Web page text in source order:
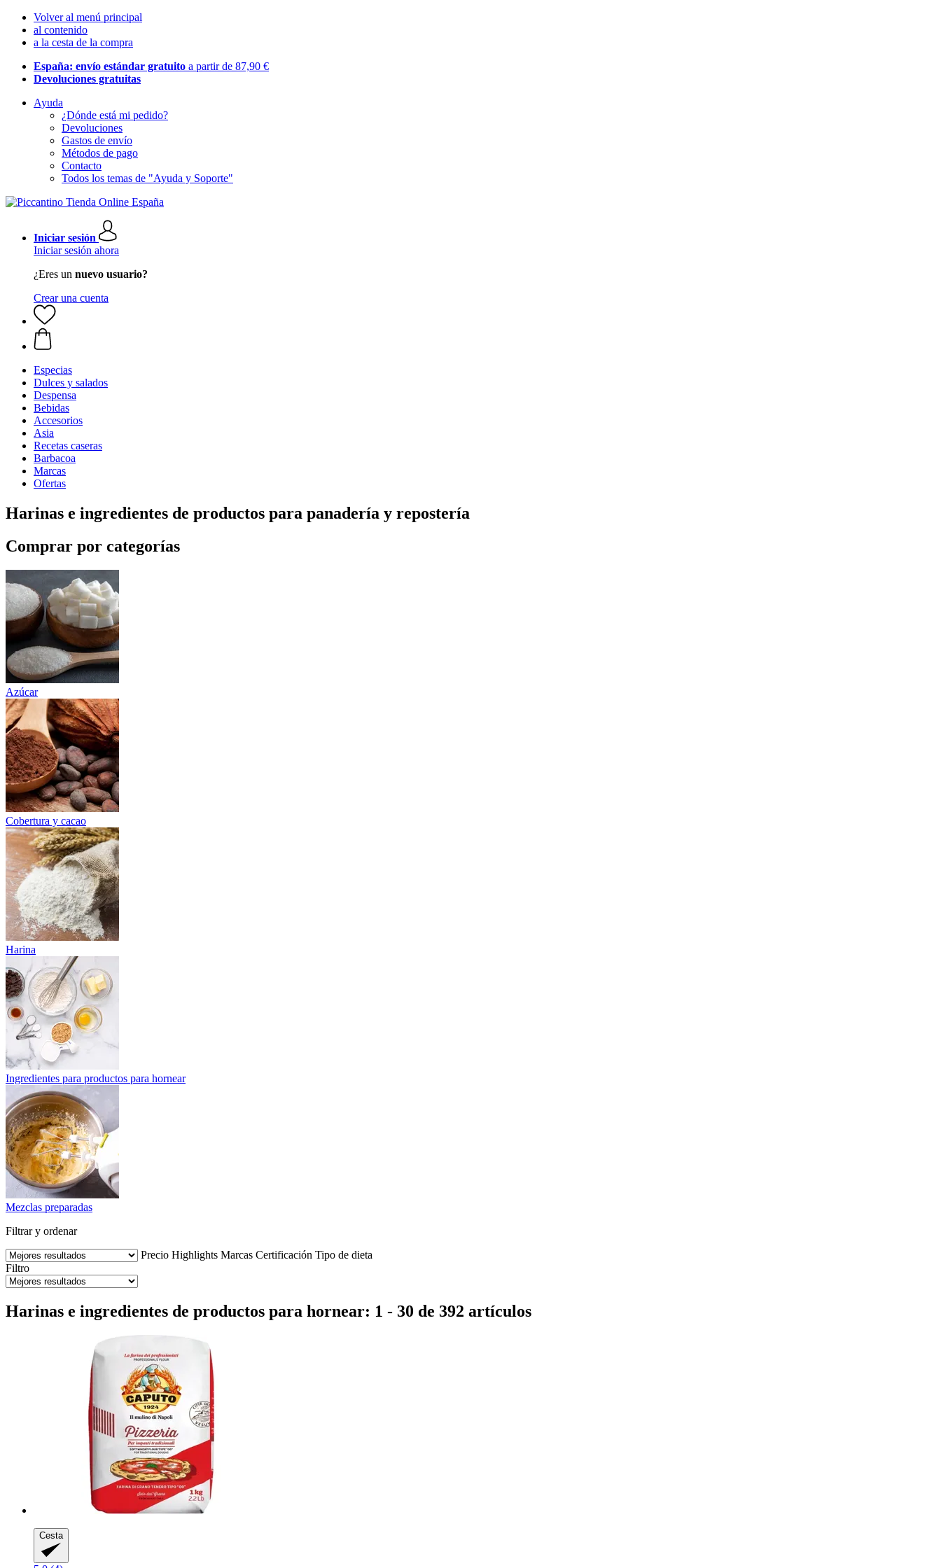
Volver al menú principal
al contenido
a la cesta de la compra
España: envío estándar gratuito a partir de 87,90 €
Devoluciones gratuitas
Ayuda
¿Dónde está mi pedido?
Devoluciones
Gastos de envío
Métodos de pago
Contacto
Todos los temas de "Ayuda y Soporte"
Iniciar sesión
Iniciar sesión ahora
¿Eres un nuevo usuario?
Crear una cuenta
Especias
Dulces y salados
Despensa
Bebidas
Accesorios
Asia
Recetas caseras
Barbacoa
Marcas
Ofertas
Harinas e ingredientes de productos para panadería y repostería
Comprar por categorías
Azúcar
Cobertura y cacao
Harina
Ingredientes para productos para hornear
Mezclas preparadas
Filtrar y ordenar
Precio Highlights Marcas Certificación Tipo de dieta
Filtro
Harinas e ingredientes de productos para hornear: 1 - 30 de 392 artículos
Cesta